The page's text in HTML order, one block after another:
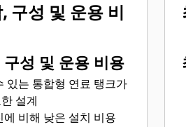
구성 및 운용 비
성 및 운용 비용
있는 통합형 연료 탱크가
설계
에 비해 낮은 설치 비용